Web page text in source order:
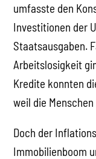
umfasste den
Investitionen der
Staatsausgaben.
Arbeitslosigkeit
Kredite konnten
weil die
Doch der
Immobilienboom